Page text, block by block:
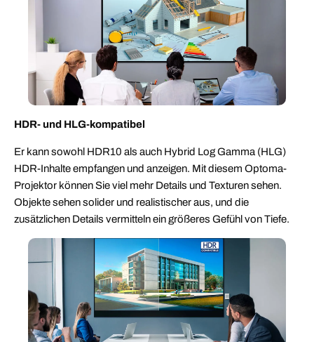
HDR- und HLG-kompatibel
Er kann sowohl HDR10 als auch Hybrid Log Gamma (HLG)
HDR-Inhalte empfangen und anzeigen. Mit diesem Optoma-
Projektor können Sie viel mehr Details und Texturen sehen.
Objekte sehen solider und realistischer aus, und die
zusätzlichen Details vermitteln ein größeres Gefühl von Tiefe.